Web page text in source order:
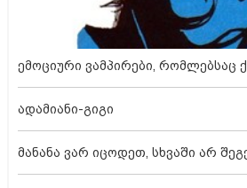
ემოციური ვამპირები, რომლებსაც
ადამიანი-გიგი
მანანა ვარ იცოდეთ, სხვაში არ